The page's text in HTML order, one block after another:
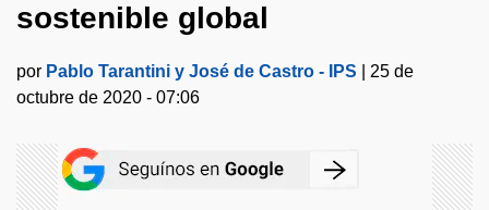
sostenible global
por Pablo Tarantini y José de Castro - IPS
25 de
octubre de 2020 - 07:06